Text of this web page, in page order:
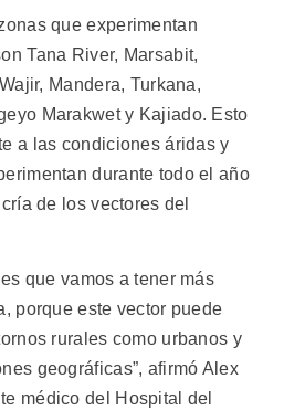
que experimentan
Tana River, Marsabit,
Mandera, Turkana,
Marakwet y Kajiado. Esto
a las condiciones áridas y
durante todo el año
de los vectores del
que vamos a tener más
porque este vector puede
rurales como urbanos y
geográficas”, afirmó Alex
médico del Hospital del